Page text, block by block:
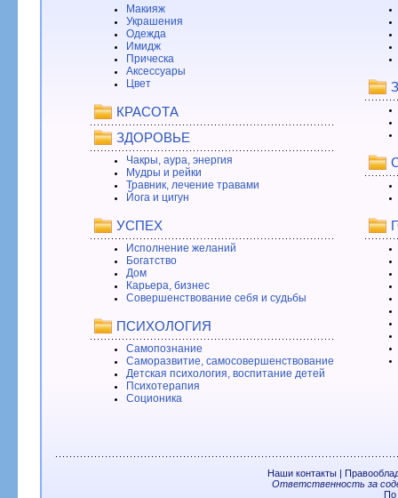
Макияж
Украшения
Одежда
Имидж
Прическа
Аксессуары
Цвет
КРАСОТА
ЗДОРОВЬЕ
Чакры, аура, энергия
Мудры и рейки
Травник, лечение травами
Йога и цигун
УСПЕХ
Исполнение желаний
Богатство
Дом
Карьера, бизнес
Совершенствование себя и судьбы
ПСИХОЛОГИЯ
Самопознание
Саморазвитие, самосовершенствование
Детская психология, воспитание детей
Психотерапия
Соционика
Наши контакты|
Ответственность за
По